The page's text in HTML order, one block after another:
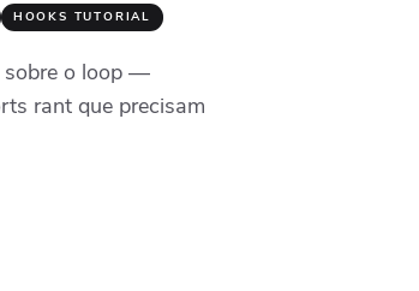
HOOKS TUTORIAL
sobre o loop —
rant que precisam